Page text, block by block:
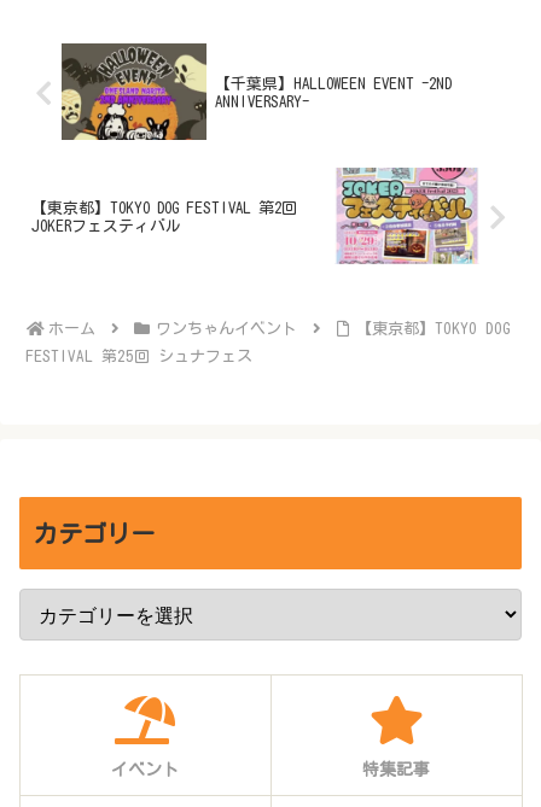
【千葉県】HALLOWEEN EVENT -2ND
ANNIVERSARY-
【東京都】TOKYO DOG FESTIVAL 第2回
JOKERフェスティバル
ホーム ワンちゃんイベント
【東京都】TOKYO DOG
FESTIVAL 第25回 シュナフェス
カテゴリー
イベント 特集記事